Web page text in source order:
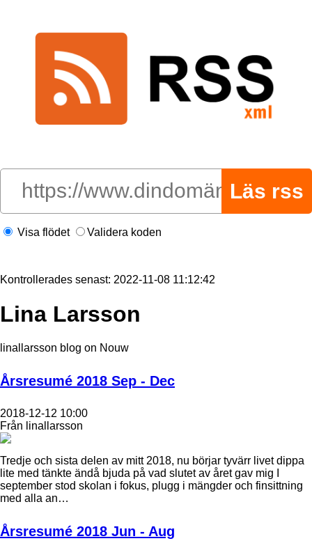
Visa flödet Validera koden
Kontrollerades senast: 2022-11-08 11:12:42
Lina Larsson
linallarsson blog on Nouw
Årsresumé 2018 Sep - Dec
2018-12-12 10:00
Från linallarsson
Tredje och sista delen av mitt 2018, nu börjar tyvärr livet dippa
lite med tänkte ändå bjuda på vad slutet av året gav mig I
september stod skolan i fokus, plugg i mängder och finsittning
med alla an…
Årsresumé 2018 Jun - Aug